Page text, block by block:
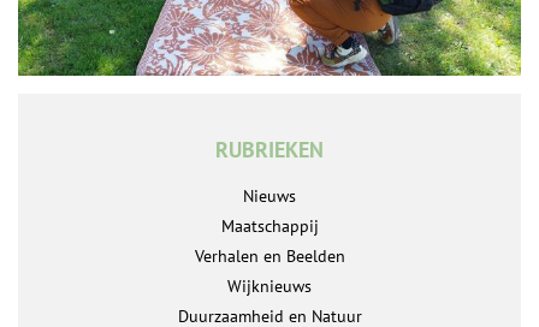
RUBRIEKEN
Nieuws
Maatschappij
Verhalen en Beelden
Wijknieuws
Duurzaamheid en Natuur